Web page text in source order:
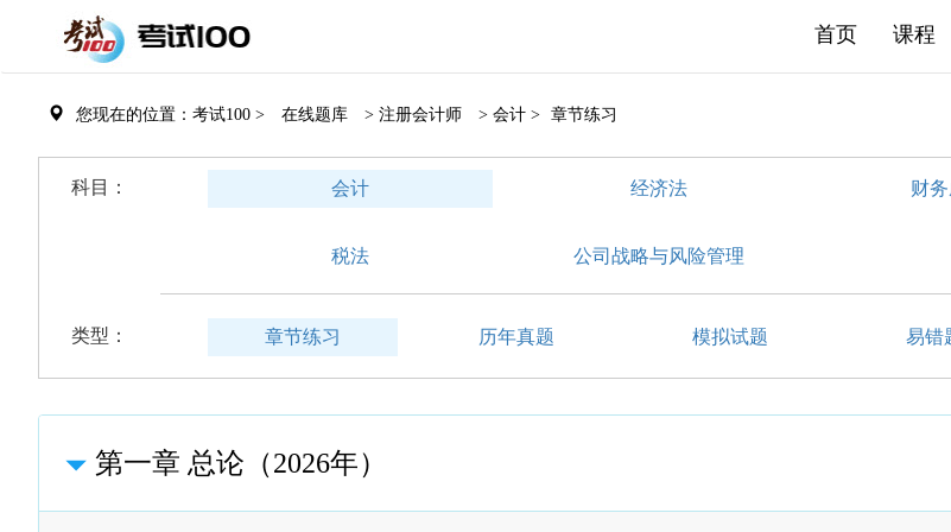
课程
首页
您现在的位置：考试100 > 在线题库 > 注册会计师 > 会计 > 章节练习
科目： 会计 经济法 财
税法 公司战略与风险管理
类型： 章节练习 历年真题 模拟试题 易错
第一章 总论（2026年）